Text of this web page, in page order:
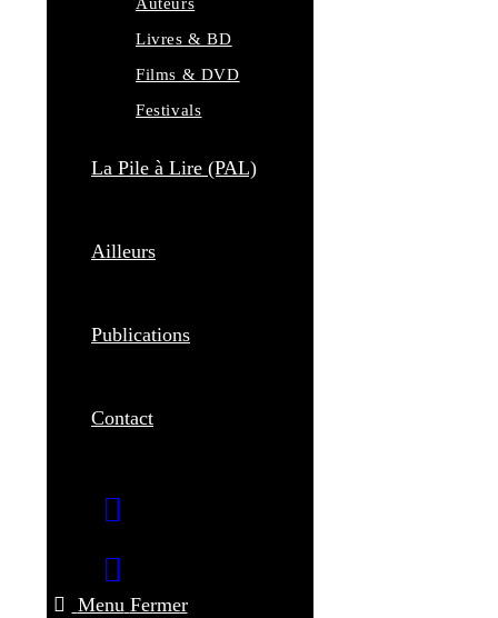
Livres & BD
Films & DVD
Festivals
La Pile à Lire (PAL)
Ailleurs
Publications
Contact
Menu Fermer